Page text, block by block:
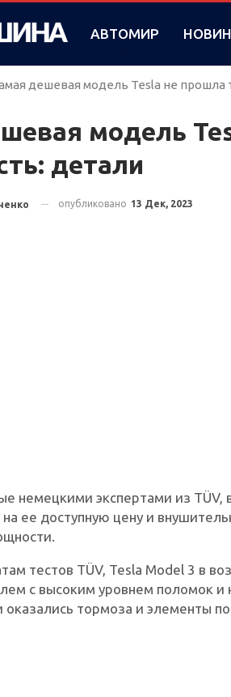
АВТОМИР
дешевая модель Tesla не прошла
модель
детали
опубликовано 13 Дек, 2023
немецкими экспертами из
ее доступную цену и
тестов TÜV, Tesla Model 3 в
с высоким уровнем поломок и
тормоза и элементы